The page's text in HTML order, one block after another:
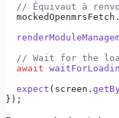
// Équivaut à
  mockedOpenmrsFetch.
// Wait for the
  await
  expect
(screen.
});